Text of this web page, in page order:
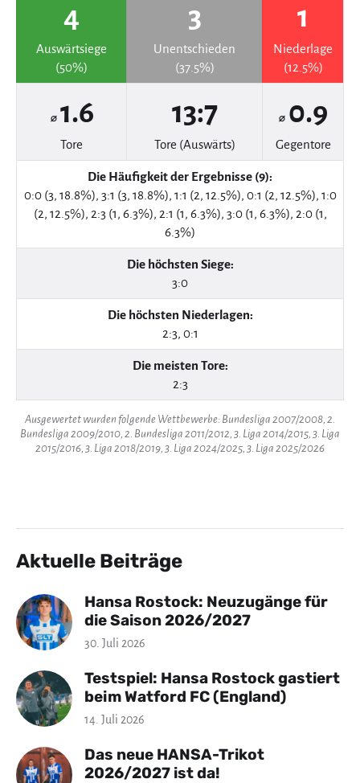
4
Auswärtsiege
(50%)
3
Unentschieden
(37.5%)
1
Niederlage
(12.5%)
⌀ 1.6
Tore
13:7
Tore (Auswärts)
⌀ 0.9
Gegentore
Die Häufigkeit der Ergebnisse (9):
0:0 (3, 18.8%), 3:1 (3, 18.8%), 1:1 (2, 12.5%), 0:1 (2, 12.5%), 1:0
(2, 12.5%), 2:3 (1, 6.3%), 2:1 (1, 6.3%), 3:0 (1, 6.3%), 2:0 (1,
6.3%)
Die höchsten Siege:
3:0
Die höchsten Niederlagen:
2:3, 0:1
Die meisten Tore:
2:3
Ausgewertet wurden folgende Wettbewerbe: Bundesliga 2007/2008, 2.
Bundesliga 2009/2010, 2. Bundesliga 2011/2012, 3. Liga 2014/2015, 3. Liga
2015/2016, 3. Liga 2018/2019, 3. Liga 2024/2025, 3. Liga 2025/2026
Aktuelle Beiträge
Hansa Rostock: Neuzugänge für
die Saison 2026/2027
30. Juli 2026
Testspiel: Hansa Rostock gastiert
beim Watford FC (England)
14. Juli 2026
Das neue HANSA-Trikot
2026/2027 ist da!